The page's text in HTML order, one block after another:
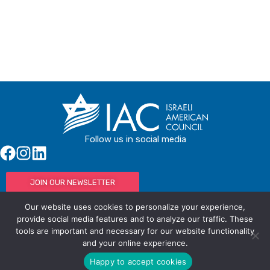
Follow us in social media
JOIN OUR NEWSLETTER
© IAC - All rights ReservedPowered by Activated Digital
Privacy Policy / Terms and Conditions
Our website uses cookies to personalize your experience,
provide social media features and to analyze our traffic. These
tools are important and necessary for our website functionality
and your online experience.
Happy to accept cookies